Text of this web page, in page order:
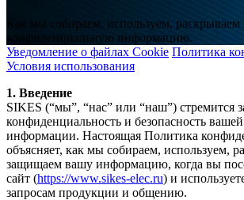
Как мы собираем, используем,
конфиденциальную информацию.
Уведомление о файлах Cookie Политика
Условия использования
1. Введение
SIKES (“мы”, “нас” или “наш”) стремится
конфиденциальность и безопасность
информации. Настоящая Политика
объясняет, как мы собираем, используем,
защищаем вашу информацию, когда вы
сайт (https://www.sikes-elec.ru) и
запросам продукции и общению.